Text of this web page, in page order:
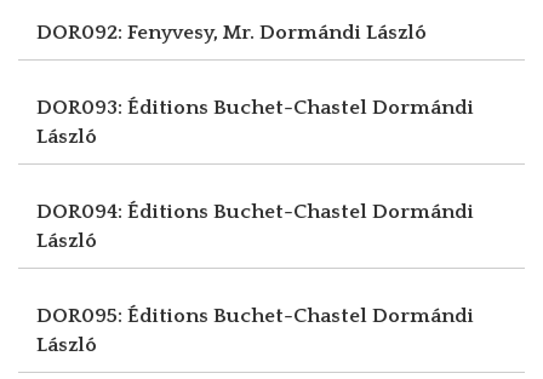
DOR092: Fenyvesy, Mr. Dormándi László
DOR093: Éditions Buchet-Chastel Dormándi
László
DOR094: Éditions Buchet-Chastel Dormándi
László
DOR095: Éditions Buchet-Chastel Dormándi
László